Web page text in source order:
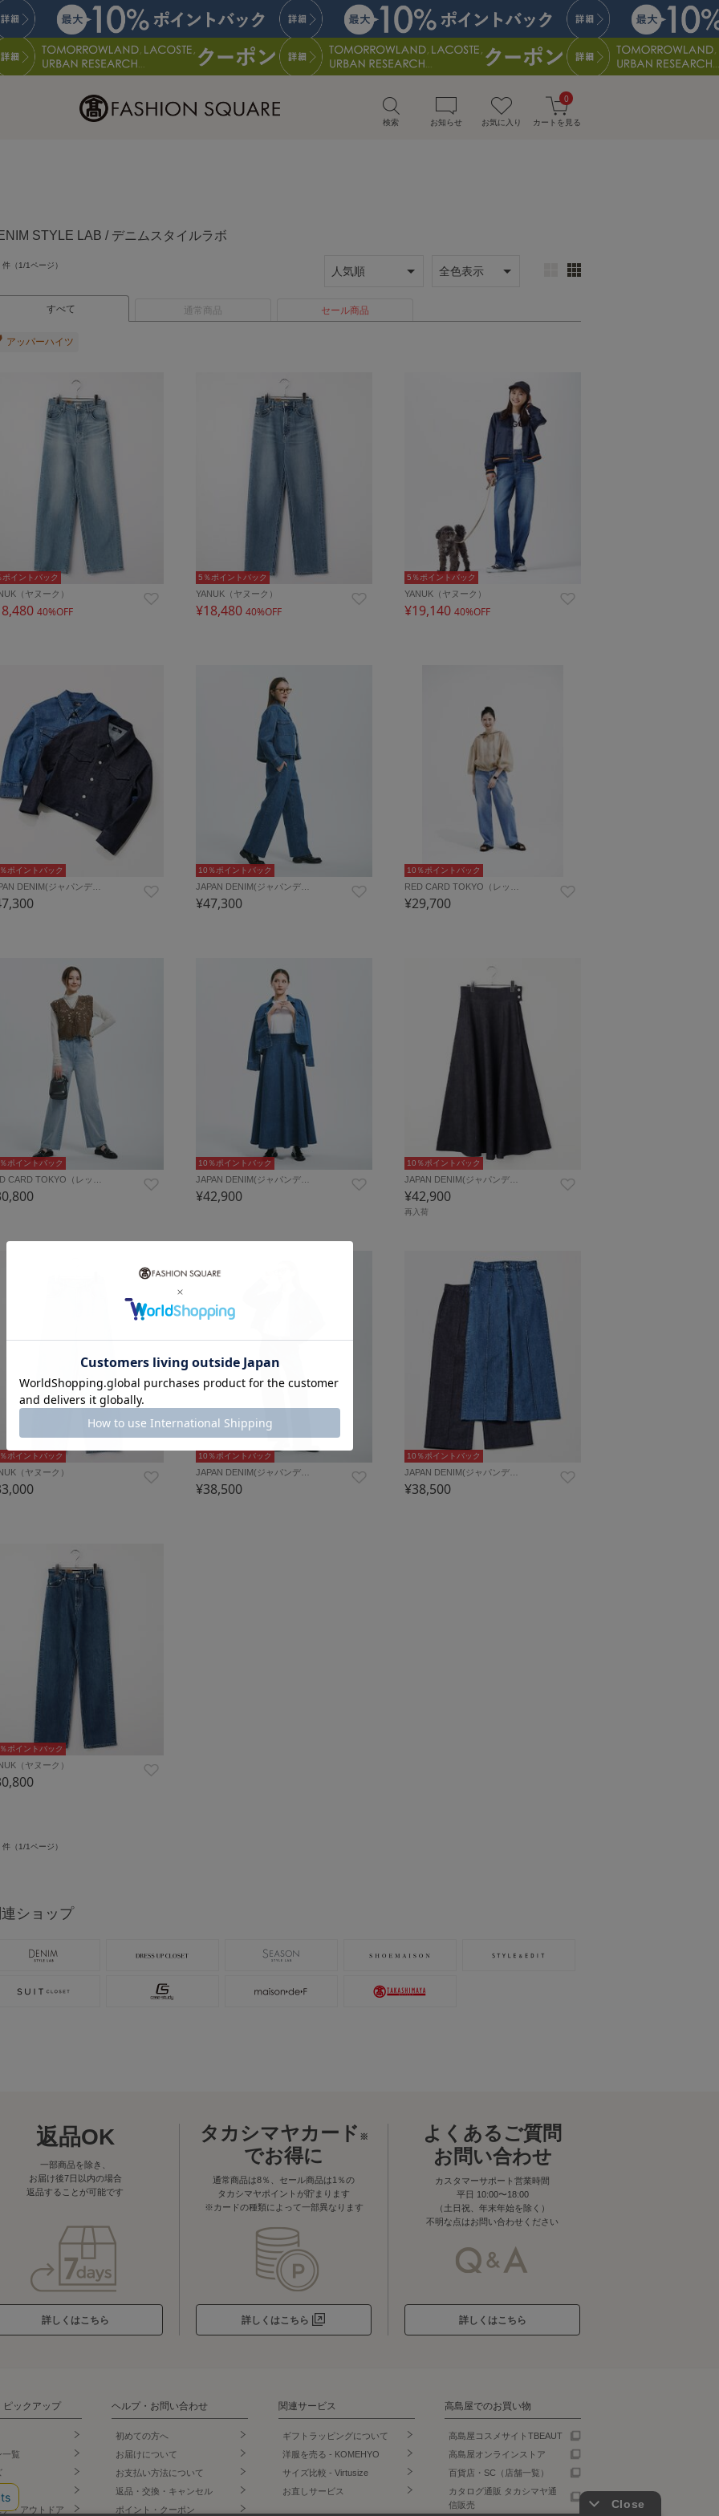
検索 お知らせ お気に入り カートを見る
0
STYLE LAB / デニムスタイルラボ
件（1/1ページ）
すべて 通常商品 セール商品
アッパーハイツ
ポイントバック
（ヤヌーク）
40%OFF
5％ポイントバック
YANUK（ヤヌーク）
¥18,480 40%OFF
5％ポイントバック
YANUK（ヤヌーク）
¥19,140 40%OFF
ポイントバック
DENIM(ジャパンデ…
10％ポイントバック
JAPAN DENIM(ジャパンデ…
¥47,300
10％ポイントバック
RED CARD TOKYO（レッ…
¥29,700
ポイントバック
CARD TOKYO（レッ…
10％ポイントバック
JAPAN DENIM(ジャパンデ…
¥42,900
10％ポイントバック
JAPAN DENIM(ジャパンデ…
¥42,900
再入荷
ポイントバック
（ヤヌーク）
10％ポイントバック
JAPAN DENIM(ジャパンデ…
¥38,500
10％ポイントバック
JAPAN DENIM(ジャパンデ…
¥38,500
ポイントバック
（ヤヌーク）
件（1/1ページ）
連ショップ
返品OK
一部商品を除き、
お届け後7日以内の場合
返品することが可能です
詳しくはこちら
タカシマヤカード ※
でお得に
通常商品は8％、セール商品は1％の
タカシマヤポイントが貯まります
※カードの種類によって一部異なります
詳しくはこちら
よくあるご質問
お問い合わせ
カスタマーサポート営業時間
平日 10:00〜18:00
（土日祝、年末年始を除く）
不明な点はお問い合わせください
詳しくはこちら
ピックアップ
一覧
・アウトドア
ヘルプ・お問い合わせ
初めての方へ
お届けについて
お支払い方法について
返品・交換・キャンセル
ポイント・クーポン
関連サービス
ギフトラッピングについて
洋服を売る - KOMEHYO
サイズ比較 - Virtusize
お直しサービス
高島屋でのお買い物
高島屋コスメサイトTBEAUT
高島屋オンラインストア
百貨店・SC（店舗一覧）
カタログ通販 タカシマヤ通
信販売